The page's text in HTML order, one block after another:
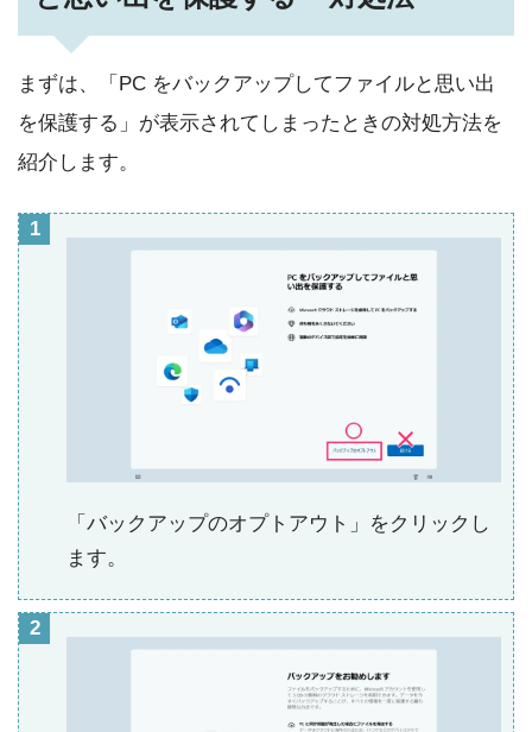
まずは、「PC をバックアップしてファイルと思い出
を保護する」が表示されてしまったときの対処方法を
紹介します。
「バックアップのオプトアウト」をクリックし
ます。